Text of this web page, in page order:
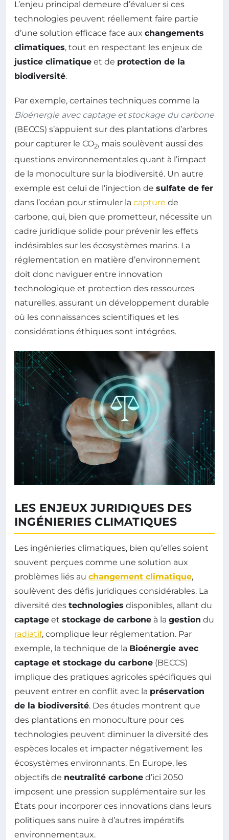
L’enjeu principal demeure d’évaluer si ces
technologies peuvent réellement faire partie
d’une solution efficace face aux changements
climatiques, tout en respectant les enjeux de
justice climatique et de protection de la
biodiversité.
Par exemple, certaines techniques comme la
Bioénergie avec captage et stockage du carbone
(BECCS) s’appuient sur des plantations d’arbres
pour capturer le CO2, mais soulèvent aussi des
questions environnementales quant à l’impact
de la monoculture sur la biodiversité. Un autre
exemple est celui de l’injection de sulfate de fer
dans l’océan pour stimuler la capture de
carbone, qui, bien que prometteur, nécessite un
cadre juridique solide pour prévenir les effets
indésirables sur les écosystèmes marins. La
réglementation en matière d’environnement
doit donc naviguer entre innovation
technologique et protection des ressources
naturelles, assurant un développement durable
où les connaissances scientifiques et les
considérations éthiques sont intégrées.
LES ENJEUX JURIDIQUES DES
INGÉNIERIES CLIMATIQUES
Les ingénieries climatiques, bien qu’elles soient
souvent perçues comme une solution aux
problèmes liés au changement climatique,
soulèvent des défis juridiques considérables. La
diversité des technologies disponibles, allant du
captage et stockage de carbone à la gestion du
radiatif, complique leur réglementation. Par
exemple, la technique de la Bioénergie avec
captage et stockage du carbone (BECCS)
implique des pratiques agricoles spécifiques qui
peuvent entrer en conflit avec la préservation
de la biodiversité. Des études montrent que
des plantations en monoculture pour ces
technologies peuvent diminuer la diversité des
espèces locales et impacter négativement les
écosystèmes environnants. En Europe, les
objectifs de neutralité carbone d’ici 2050
imposent une pression supplémentaire sur les
États pour incorporer ces innovations dans leurs
politiques sans nuire à d’autres impératifs
environnementaux.